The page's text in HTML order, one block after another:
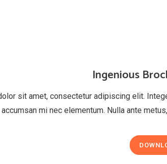
Ingenious
sit amet, consectetur adipiscing elit.
accumsan mi nec elementum. Nulla ante